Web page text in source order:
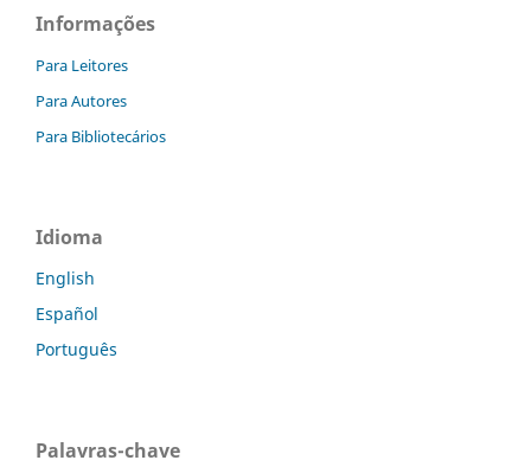
Informações
Para Leitores
Para Autores
Para Bibliotecários
Idioma
English
Español
Português
Palavras-chave